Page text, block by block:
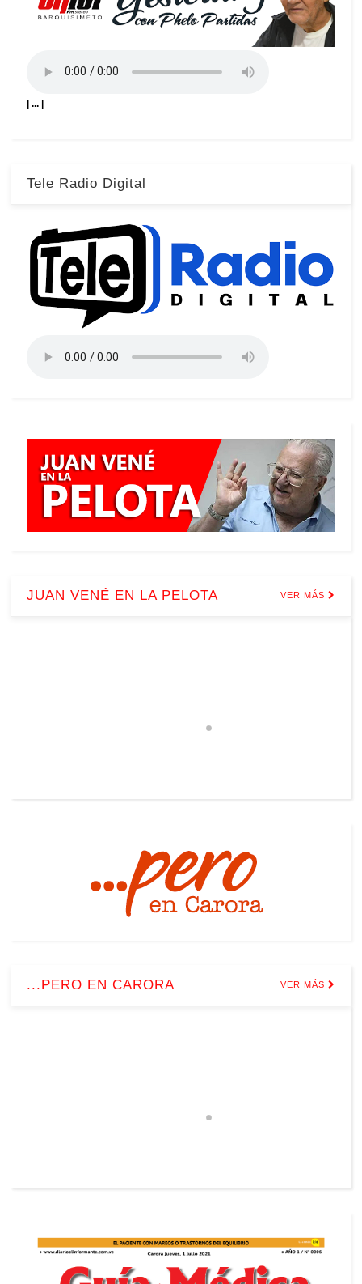
| ... |
Tele Radio Digital
JUAN VENÉ EN LA PELOTA VER MÁS
...PERO EN CARORA VER MÁS